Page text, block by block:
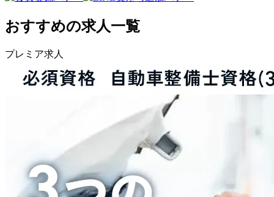
おすすめの求人一覧
プレミア求人